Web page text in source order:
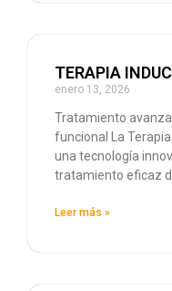
TERAPIA
enero 13, 2026
Tratamiento
funcional La
una tecnología
tratamiento eficaz
Leer más »